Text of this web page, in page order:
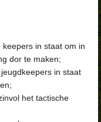
in staat om in
dor te maken;
in staat
het tactische